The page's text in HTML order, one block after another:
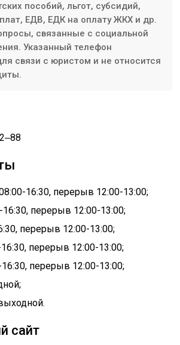
пособий, льгот, субсидий,
ЕДВ, ЕДК на оплату ЖКХ и др.
связанные с социальной
Указанный телефон
связи с юристом и не относится
16:30, перерыв 12:00-13:00;
16:30, перерыв 12:00-13:00;
перерыв 12:00-13:00;
перерыв 12:00-13:00;
16:30, перерыв 12:00-13:00;
сайт